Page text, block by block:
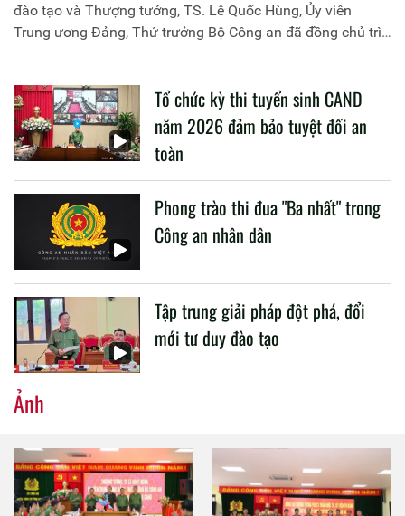
đào tạo và Thượng tướng, TS. Lê Quốc Hùng, Ủy viên
Trung ương Đảng, Thứ trưởng Bộ Công an đã đồng chủ trì
liên quan đến công tác giáo dục và đào tạo của lực lượng
CAND.
Tổ chức kỳ thi tuyển sinh CAND
năm 2026 đảm bảo tuyệt đối an
toàn
Phong trào thi đua "Ba nhất" trong
Công an nhân dân
Tập trung giải pháp đột phá, đổi
mới tư duy đào tạo
Ảnh